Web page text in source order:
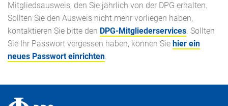
Mitgliedsausweis, den Sie jährlich von der DPG erhalten.
Sollten Sie den Ausweis nicht mehr vorliegen haben,
kontaktieren Sie bitte den DPG-Mitgliederservices . Sollten
Sie Ihr Passwort vergessen haben, können Sie hier ein
neues Passwort einrichten